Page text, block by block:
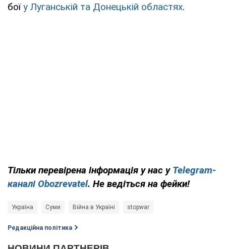
боїу Луганській та Донецькій областях.
Тільки перевірена інформація у нас у Telegram-
каналі Obozrevatel. Не ведіться на фейки!
Україна Суми Війна в Україні stopwar
Редакційна політика